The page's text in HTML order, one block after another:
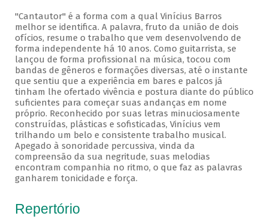
"Cantautor" é a forma com a qual Vinícius Barros
melhor se identifica. A palavra, fruto da união de dois
ofícios, resume o trabalho que vem desenvolvendo de
forma independente há 10 anos. Como guitarrista, se
lançou de forma profissional na música, tocou com
bandas de gêneros e formações diversas, até o instante
que sentiu que a experiência em bares e palcos já
tinham lhe ofertado vivência e postura diante do público
suficientes para começar suas andanças em nome
próprio. Reconhecido por suas letras minuciosamente
construídas, plásticas e sofisticadas, Vinícius vem
trilhando um belo e consistente trabalho musical.
Apegado à sonoridade percussiva, vinda da
compreensão da sua negritude, suas melodias
encontram companhia no ritmo, o que faz as palavras
ganharem tonicidade e força.
Repertório